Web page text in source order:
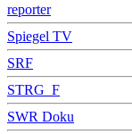
reporter
Spiegel TV
SRF
STRG_F
SWR Doku